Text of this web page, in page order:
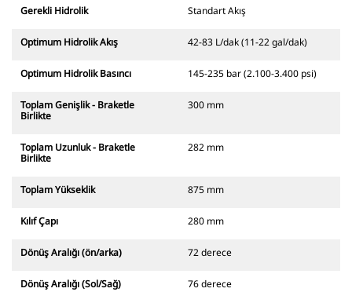
Gerekli Hidrolik Standart Akış
Optimum Hidrolik Akış 42-83 L/dak (11-22 gal/dak)
Optimum Hidrolik Basıncı 145-235 bar (2.100-3.400 psi)
Toplam Genişlik - Braketle
Birlikte
300 mm
Toplam Uzunluk - Braketle
Birlikte
282 mm
Toplam Yükseklik 875 mm
Kılıf Çapı 280 mm
Dönüş Aralığı (ön/arka) 72 derece
Dönüş Aralığı (Sol/Sağ) 76 derece